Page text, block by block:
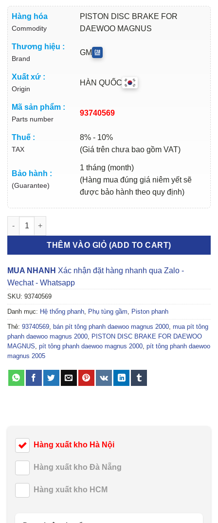
Hàng hóa
Commodity
PISTON DISC BRAKE FOR
DAEWOO MAGNUS
Thương hiệu :
Brand
GM
Xuất xứ :
Origin
HÀN QUỐC
Mã sản phẩm :
Parts number
93740569
Thuế :
TAX
8% - 10%
(Giá trên chưa bao gồm VAT)
Bảo hành :
(Guarantee)
1 tháng (month)
(Hàng mua đúng giá niêm yết sẽ
được bảo hành theo quy định)
PÍT TÔNG PHANH DAEWOO MAGNUS 2000-2005 | 93740569
THÊM VÀO GIỎ (ADD TO CART)
MUA NHANH Xác nhận đặt hàng nhanh qua Zalo -
Wechat - Whatsapp
SKU: 93740569
Danh mục: Hệ thống phanh, Phụ tùng gầm, Piston phanh
Thẻ: 93740569, bán pít tông phanh daewoo magnus 2000, mua pít tông
phanh daewoo magnus 2000, PISTON DISC BRAKE FOR DAEWOO
MAGNUS, pít tông phanh daewoo magnus 2000, pít tông phanh daewoo
magnus 2005
Hàng xuất kho Hà Nội
Hàng xuất kho Đà Nẵng
Hàng xuất kho HCM